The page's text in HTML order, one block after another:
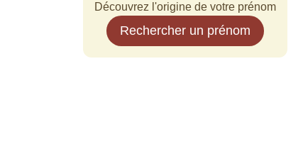
Découvrez l'origine de votre prénom
Rechercher un prénom